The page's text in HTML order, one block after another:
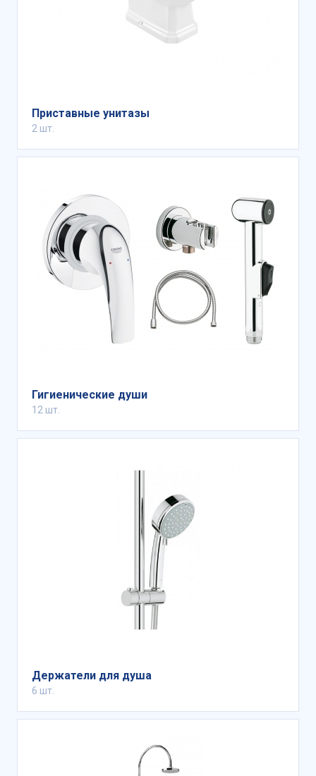
Приставные унитазы
2 шт.
Гигиенические души
12 шт.
Держатели для душа
6 шт.